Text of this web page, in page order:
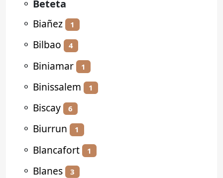
⚬ Beteta
⚬ Biañez 1
⚬ Bilbao 4
⚬ Biniamar 1
⚬ Binissalem 1
⚬ Biscay 6
⚬ Biurrun 1
⚬ Blancafort 1
⚬ Blanes 3